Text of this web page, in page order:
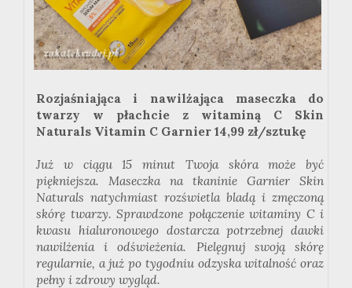
Rozjaśniająca i nawilżająca maseczka do
twarzy w płachcie z witaminą C Skin
Naturals Vitamin C Garnier 14,99 zł/sztukę
Już w ciągu 15 minut Twoja skóra może być
piękniejsza. Maseczka na tkaninie Garnier Skin
Naturals natychmiast rozświetla bladą i zmęczoną
skórę twarzy. Sprawdzone połączenie witaminy C i
kwasu hialuronowego dostarcza potrzebnej dawki
nawilżenia i odświeżenia. Pielęgnuj swoją skórę
regularnie, a już po tygodniu odzyska witalność oraz
pełny i zdrowy wygląd.